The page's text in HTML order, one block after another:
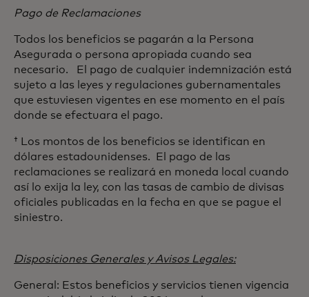
Pago de Reclamaciones
Todos los beneficios se pagarán a la Persona
Asegurada o persona apropiada cuando sea
necesario. El pago de cualquier indemnización está
sujeto a las leyes y regulaciones gubernamentales
que estuviesen vigentes en ese momento en el país
donde se efectuara el pago.
† Los montos de los beneficios se identifican en
dólares estadounidenses. El pago de las
reclamaciones se realizará en moneda local cuando
así lo exija la ley, con las tasas de cambio de divisas
oficiales publicadas en la fecha en que se pague el
siniestro.
Disposiciones Generales y Avisos Legales:
General: Estos beneficios y servicios tienen vigencia